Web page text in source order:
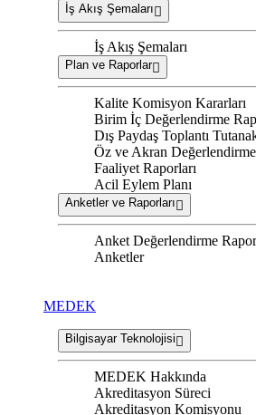
İş Akış Şemaları
İş Akış Şemaları
Plan ve Raporlar
Kalite Komisyon Kararları
Birim İç Değerlendirme
Dış Paydaş Toplantı
Öz ve Akran Değerlendirme
Faaliyet Raporları
Acil Eylem Planı
Anketler ve Raporları
Anket Değerlendirme
Anketler
MEDEK
Bilgisayar Teknolojisi
MEDEK Hakkında
Akreditasyon Süreci
Akreditasyon Komisyonu